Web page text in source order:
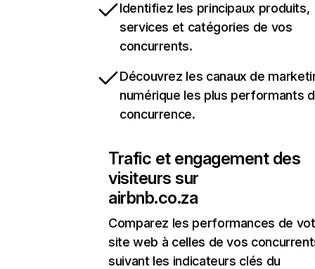
Identifiez les principaux produits,
services et catégories de vos
concurrents.
Découvrez les canaux de
numérique les plus performants
concurrence.
Trafic et engagement des
visiteurs sur
airbnb.co.za
Comparez les performances de
site web à celles de vos
suivant les indicateurs clés du